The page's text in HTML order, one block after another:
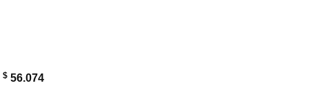
$ 56.074